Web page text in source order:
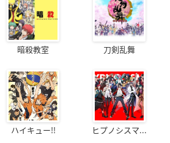
暗殺教室 刀剣乱舞
ハイキュー!! ヒプノシスマ...